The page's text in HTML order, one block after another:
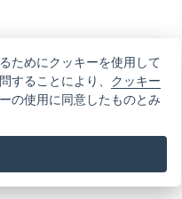
ためにクッキーを使用して
することにより、 クッキー
の使用に同意したものとみ